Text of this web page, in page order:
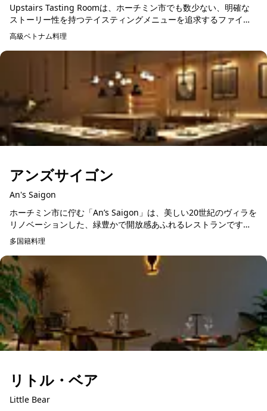
Upstairs Tasting Roomは、ホーチミン市でも数少ない、明確な
ストーリー性を持つテイスティングメニューを追求するファイン
ダイニングレストランの一つです。ここでは料理は単なる食事
で...
高級ベトナム料理
アンズサイゴン
An's Saigon
ホーチミン市に佇む「An’s Saigon」は、美しい20世紀のヴィラを
リノベーションした、緑豊かで開放感あふれるレストランです。
自然光がたっぷりと差し込む空間は、心を和ませるリラックスし
た雰囲...
多国籍料理
リトル・ベア
Little Bear